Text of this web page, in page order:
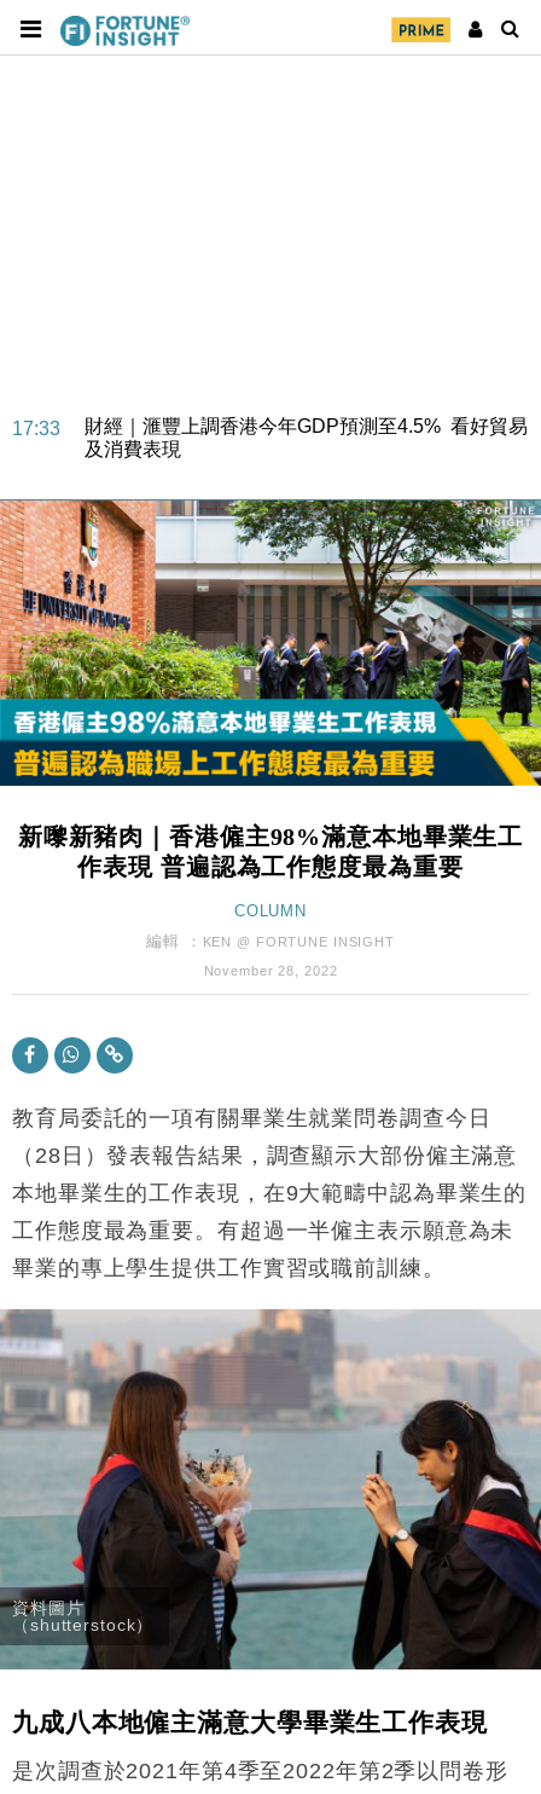
17:33
財經｜滙豐上調香港今年GDP預測至4.5% 看好貿易
及消費表現
損失近6900萬元
16:05
財經｜日經失守6.5萬點後回穩 全周仍升近2%
15:47
財經｜恒隆10月換帥 玩具「反」斗城亞洲CEO蔡德
粦接任
15:11
財經｜韓股反覆波動收跌 連挫7周創逾3年最長跌勢
13:44
財經｜內地7月美元計價出口增近24%勝預期 貿易順
差達1125億美元
12:44
財經｜日本春季三度入市撐日圓 4月單日斥6.28萬億
11:12
國際｜特朗普料美伊戰事快結束 承認部分彈藥庫存緊
張
財經｜SA售股自救後再出手 斥4億美元押注未上市公
財經｜華僑銀行上半年淨利創新高 中期息增15%至
47仙
17:33
及消費表現
損失近6900萬元
16:05
財經｜日經失守6.5萬點後回穩 全周仍升近2%
粦接任
15:11
財經｜韓股反覆波動收跌 連挫7周創逾3年最長跌勢
13:44
財經｜內地7月美元計價出口增近24%勝預期 貿易順
差達1125億美元
12:44
財經｜日本春季三度入市撐日圓 4月單日斥6.28萬億
日圓干預創新高
國際｜特朗普料美伊戰事快結束 承認部分彈藥庫存緊
張
15:59
財經｜SA售股自救後再出手 斥4億美元押注未上市公
司
新嚟新豬肉｜香港僱主98%滿意本地畢業生工
作表現 普遍認為工作態度最為重要
COLUMN
編輯 ：
KEN @ FORTUNE INSIGHT
November 28, 2022
教育局委託的一項有關畢業生就業問卷調查今日
（28日）發表報告結果，調查顯示大部份僱主滿意
本地畢業生的工作表現，在9大範疇中認為畢業生的
工作態度最為重要。有超過一半僱主表示願意為未
畢業的專上學生提供工作實習或職前訓練。
資料圖片
（shutterstock）
九成八本地僱主滿意大學畢業生工作表現
是次調查於2021年第4季至2022年第2季以問卷形